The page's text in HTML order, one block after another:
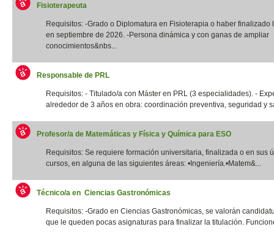
Fisioterapeuta
Requisitos: -Grado o Diplomatura en Fisioterapia o haber finalizado
en septiembre de 2026. -Persona dinámica y con ganas de ampliar
conocimientos&nbs...
Responsable de PRL
Requisitos: - Titulado/a con Máster en PRL (3 especialidades). -
alrededor de 3 años en obra: coordinación preventiva, seguridad y
Profesor/a de Matemáticas y Física y Química para ESO
Requisitos: Se requiere formación universitaria, finalizada o en sus
cursos, en alguna de las siguientes áreas: •Ingeniería.•Matem&...
Técnico/a en Ciencias Gastronómicas
Requisitos: -Grado en Ciencias Gastronómicas, se valorán
que le queden pocas asignaturas para finalizar la titulación.